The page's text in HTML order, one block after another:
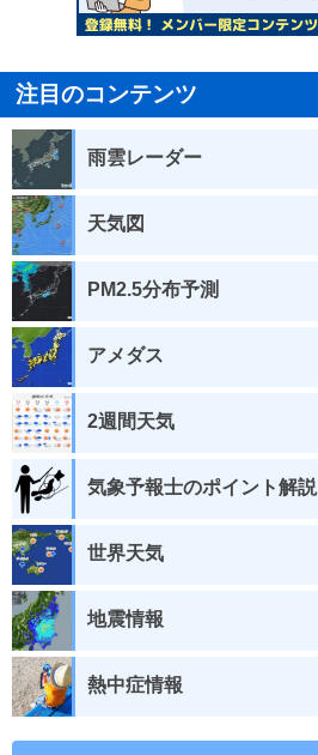
注目のコンテンツ
雨雲レーダー
天気図
PM2.5分布予測
アメダス
2週間天気
気象予報士のポイント解説
世界天気
地震情報
熱中症情報